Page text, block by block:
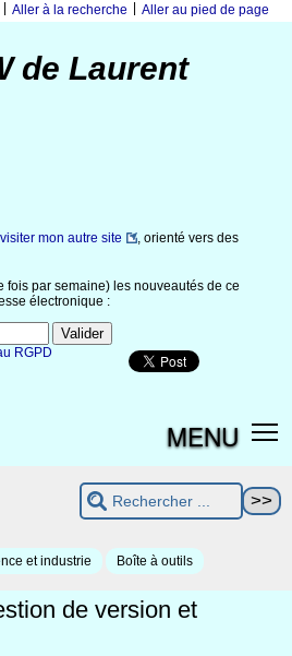
Aller à la recherche Aller au pied de page
de Laurent
visiter mon autre site
, orienté vers des
fois par semaine) les nouveautés de ce
électronique :
RGPD
MENU
et industrie Boîte à outils
de version et